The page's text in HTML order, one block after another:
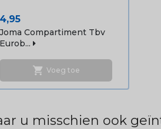
Prijs
4,95
Joma Compartiment Tbv
Eurob...
shopping_cart Voeg toe
u misschien ook